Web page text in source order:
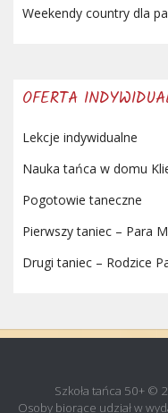
Weekendy country dla
OFERTA
Lekcje indywidualne
Nauka tańca w domu
Pogotowie taneczne
Pierwszy taniec – Para
Drugi taniec – Rodzice
Szkoła tańca 50+ ©
Osoby biorące udział w